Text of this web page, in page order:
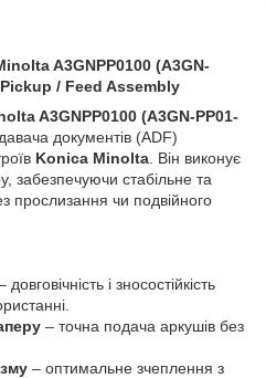
A3GNPP0100 (A3GN-
/ Feed Assembly
A3GNPP0100 (A3GN-PP01-
документів (ADF)
Konica Minolta . Він виконує
забезпечуючи стабільне та
прослизання чи подвійного
довговічність і зносостійкість
– точна подача аркушів без
– оптимальне зчеплення з